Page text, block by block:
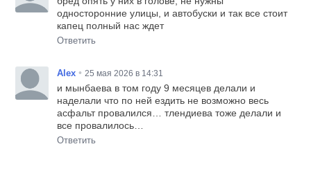
односторонние улицы, и автобуски и так все стоит
капец полный нас ждет
Ответить
Alex • 25 мая 2026 в 14:31
и мынбаева в том году 9 месяцев делали и
наделали что по ней ездить не возможно весь
асфальт провалился… тлендиева тоже делали и
все провалилось…
Ответить